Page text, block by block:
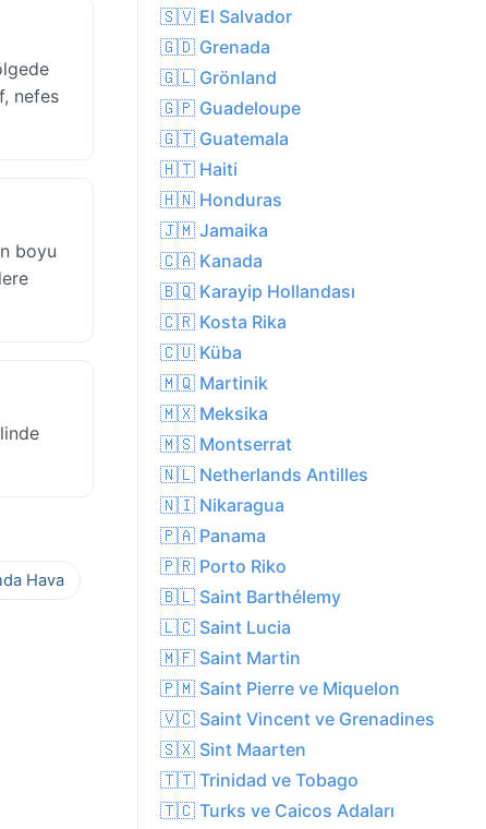
nefes
boyu
Hava
🇸🇻 El Salvador
🇬🇩 Grenada
🇬🇱 Grönland
🇬🇵 Guadeloupe
🇬🇹 Guatemala
🇭🇹 Haiti
🇭🇳 Honduras
🇯🇲 Jamaika
🇨🇦 Kanada
🇧🇶 Karayip Hollandası
🇨🇷 Kosta Rika
🇨🇺 Küba
🇲🇶 Martinik
🇲🇽 Meksika
🇲🇸 Montserrat
🇳🇱 Netherlands Antilles
🇳🇮 Nikaragua
🇵🇦 Panama
🇵🇷 Porto Riko
🇧🇱 Saint Barthélemy
🇱🇨 Saint Lucia
🇲🇫 Saint Martin
🇵🇲 Saint Pierre ve Miquelon
🇻🇨 Saint Vincent ve Grenadines
🇸🇽 Sint Maarten
🇹🇹 Trinidad ve Tobago
🇹🇨 Turks ve Caicos Adaları